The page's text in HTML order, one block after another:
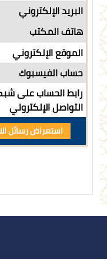
البريد الإلكتروني
هاتف المكتب
الموقع الإلكتروني
حساب الفيسبوك
رابط الحساب على
التواصل الإلكتروني